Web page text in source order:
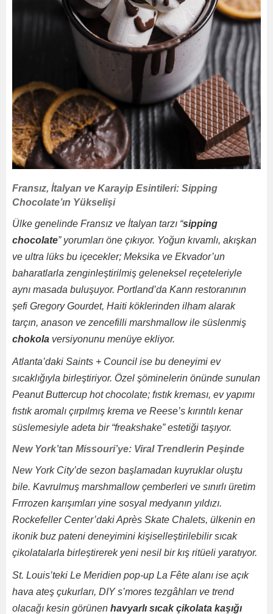
Fransız, İtalyan ve Karayip Esintileri: Sipping
Chocolate’ın Yükselişi
Ülke genelinde Fransız ve İtalyan tarzı “sipping
chocolate” yorumları öne çıkıyor. Yoğun kıvamlı, akışkan
ve ultra lüks bu içecekler; Meksika ve Ekvador’un
baharatlarla zenginleştirilmiş geleneksel reçeteleriyle
aynı masada buluşuyor. Portland’da Kann restoranının
şefi Gregory Gourdet, Haiti köklerinden ilham alarak
tarçın, anason ve zencefilli marshmallow ile süslenmiş
chokola versiyonunu menüye ekliyor.
Atlanta’daki Saints + Council ise bu deneyimi ev
sıcaklığıyla birleştiriyor. Özel şöminelerin önünde sunulan
Peanut Buttercup hot chocolate; fıstık kreması, ev yapımı
fıstık aromalı çırpılmış krema ve Reese’s kırıntılı kenar
süslemesiyle adeta bir “freakshake” estetiği taşıyor.
New York’tan Missouri’ye: Viral Trendlerin Peşinde
New York City’de sezon başlamadan kuyruklar oluştu
bile. Kavrulmuş marshmallow çemberleri ve sınırlı üretim
Frrrozen karışımları yine sosyal medyanın yıldızı.
Rockefeller Center’daki Après Skate Chalets, ülkenin en
ikonik buz pateni deneyimini kişiselleştirilebilir sıcak
çikolatalarla birleştirerek yeni nesil bir kış ritüeli yaratıyor.
St. Louis’teki Le Meridien pop-up La Fête alanı ise açık
hava ateş çukurları, DIY s’mores tezgâhları ve trend
olacağı kesin görünen havyarlı sıcak çikolata kaşığı